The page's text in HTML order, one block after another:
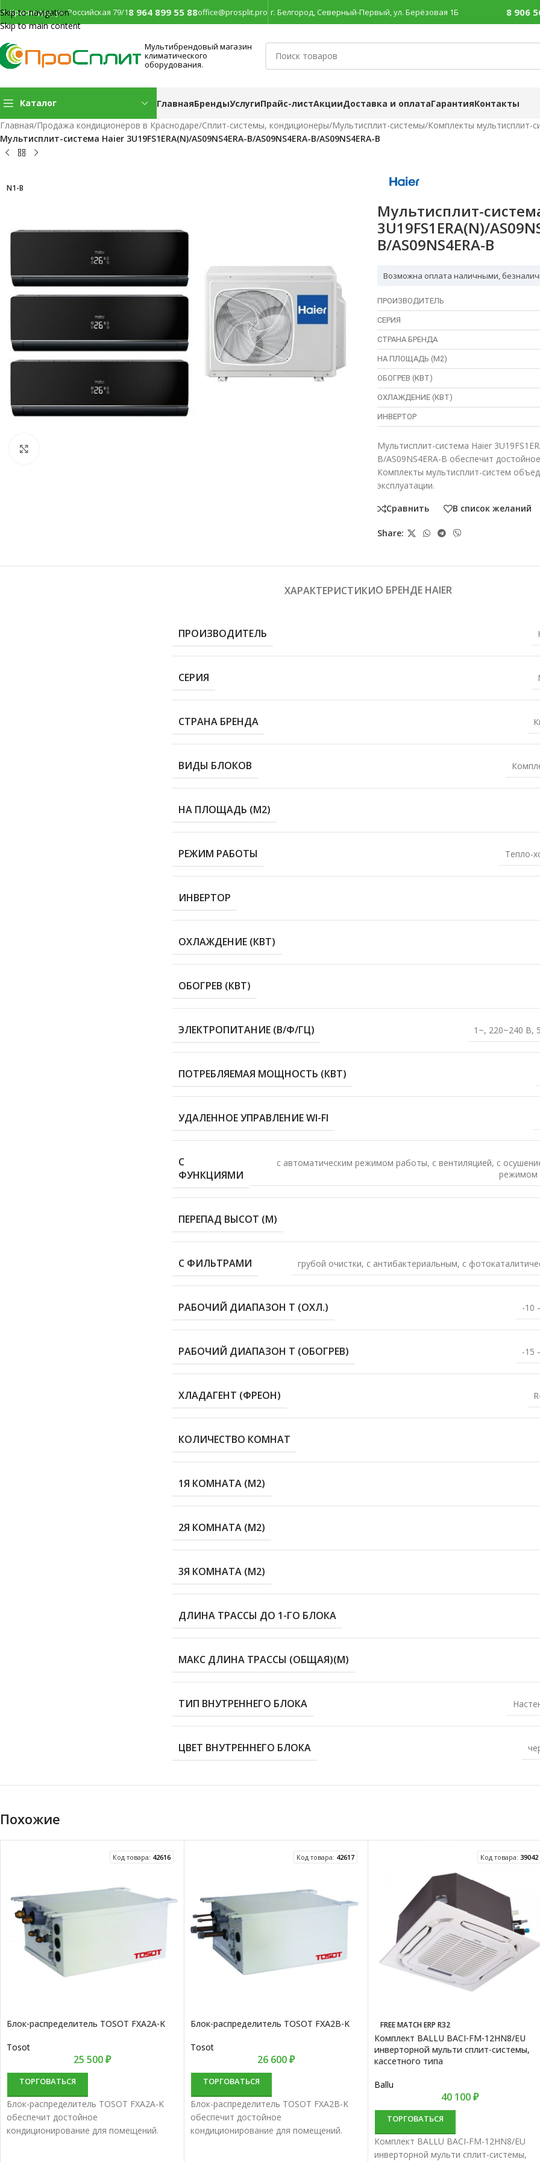
Skip to navigation
Skip to main content
г. Краснодар, ул. Российская 79/18 964 899 55 88office@prosplit.pro г. Белгород, Северный-Первый, ул. Берёзовая 1Б 8 906
Мультибрендовый магазин
климатического
оборудования.
Каталог ГлавнаяБрендыУслугиПрайс-листАкцииДоставка и оплатаГарантияКонтакты
Главная/Продажа кондиционеров в Краснодаре/Сплит-системы, кондиционеры/Мультисплит-системы/Комплекты мультисплит-
Мультисплит-система Haier 3U19FS1ERA(N)/AS09NS4ERA-B/AS09NS4ERA-B/AS09NS4ERA-B
N1-B
Мультисплит-
3U19FS1ERA(N)/
B/AS09NS4ERA-B
Возможна оплата наличными,
ПРОИЗВОДИТЕЛЬ
СЕРИЯ
СТРАНА БРЕНДА
НА ПЛОЩАДЬ (М2)
ОБОГРЕВ (КВТ)
ОХЛАЖДЕНИЕ (КВТ)
ИНВЕРТОР
Мультисплит-система Haier
B/AS09NS4ERA-B обеспечит
Комплекты мультисплит-систем
эксплуатации.
Сравнить В список желаний
Share:
ХАРАКТЕРИСТИКИО БРЕНДЕ HAIER
ПРОИЗВОДИТЕЛЬ
СЕРИЯ
СТРАНА БРЕНДА
ВИДЫ БЛОКОВ
НА ПЛОЩАДЬ (М2)
РЕЖИМ РАБОТЫ Тепло-
ИНВЕРТОР
ОХЛАЖДЕНИЕ (КВТ)
ОБОГРЕВ (КВТ)
ЭЛЕКТРОПИТАНИЕ (В/Ф/ГЦ) 1~, 220~240 В,
ПОТРЕБЛЯЕМАЯ МОЩНОСТЬ (КВТ)
УДАЛЕННОЕ УПРАВЛЕНИЕ WI-FI
С
ФУНКЦИЯМИ
с автоматическим режимом работы, с вентиляцией, с
ПЕРЕПАД ВЫСОТ (М)
С ФИЛЬТРАМИ грубой очистки, с антибактериальным, с
РАБОЧИЙ ДИАПАЗОН T (ОХЛ.) -10
РАБОЧИЙ ДИАПАЗОН T (ОБОГРЕВ) -15
ХЛАДАГЕНТ (ФРЕОН)
КОЛИЧЕСТВО КОМНАТ
1Я КОМНАТА (М2)
2Я КОМНАТА (М2)
3Я КОМНАТА (М2)
ДЛИНА ТРАССЫ ДО 1-ГО БЛОКА
МАКС ДЛИНА ТРАССЫ (ОБЩАЯ)(М)
ТИП ВНУТРЕННЕГО БЛОКА
ЦВЕТ ВНУТРЕННЕГО БЛОКА
Похожие
Код товара: 42616
Блок-распределитель TOSOT FXA2A-K
Tosot
25 500₽
ТОРГОВАТЬСЯ
Блок-распределитель TOSOT FXA2A-K
обеспечит достойное
кондиционирование для помещений.
Код товара: 42617
Блок-распределитель TOSOT FXA2B-K
Tosot
26 600₽
ТОРГОВАТЬСЯ
Блок-распределитель TOSOT FXA2B-K
обеспечит достойное
кондиционирование для помещений.
Код товара: 39042
FREE MATCH ERP R32
Комплект BALLU BACI-FM-12HN8/EU
инверторной мульти сплит-системы,
кассетного типа
Ballu
40 100₽
ТОРГОВАТЬСЯ
Комплект BALLU BACI-FM-12HN8/EU
инверторной мульти сплит-системы,